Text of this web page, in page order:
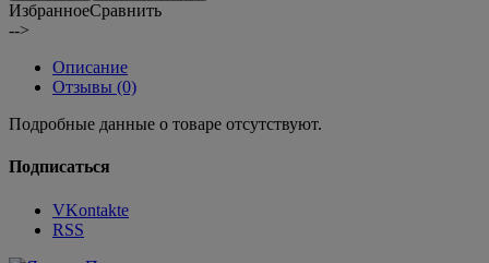
ИзбранноеСравнить
-->
Описание
Отзывы (0)
Подробные данные о товаре отсутствуют.
Подписаться
VKontakte
RSS